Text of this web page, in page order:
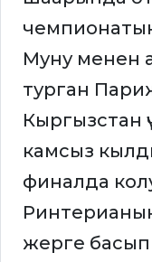
Муну менен
турган
Кыргызстан
камсыз
финалда
жерге